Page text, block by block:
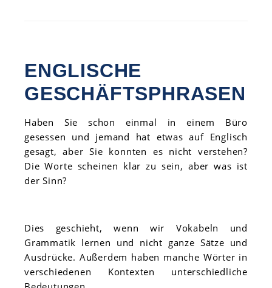
ENGLISCHE
GESCHÄFTSPHRASEN
Haben Sie schon einmal in einem Büro
gesessen und jemand hat etwas auf Englisch
gesagt, aber Sie konnten es nicht verstehen?
Die Worte scheinen klar zu sein, aber was ist
der Sinn?
Dies geschieht, wenn wir Vokabeln und
Grammatik lernen und nicht ganze Sätze und
Ausdrücke. Außerdem haben manche Wörter in
verschiedenen Kontexten unterschiedliche